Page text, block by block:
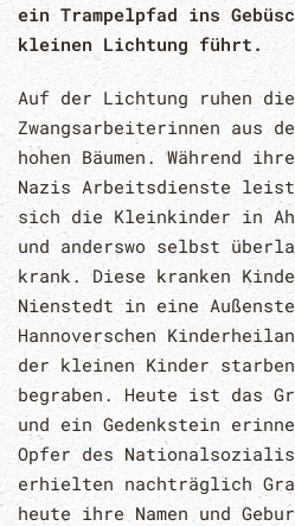
ein Trampelpfad ins
kleinen Lichtung führt.
Auf der Lichtung ruhen
Zwangsarbeiterinnen aus
hohen Bäumen. Während
Nazis Arbeitsdienste
sich die Kleinkinder in
und anderswo selbst
krank. Diese kranken
Nienstedt in eine
Hannoverschen
der kleinen Kinder
begraben. Heute ist das
und ein Gedenkstein
Opfer des
erhielten nachträglich
heute ihre Namen und